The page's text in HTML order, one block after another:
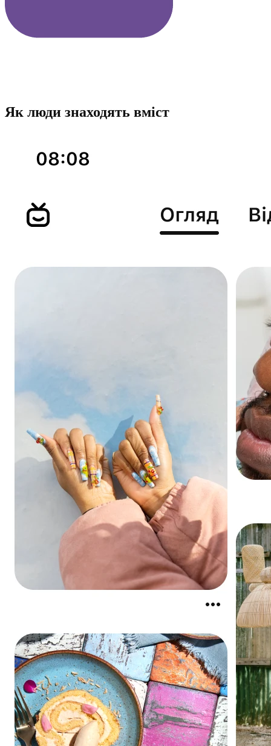
Як люди знаходять вміст